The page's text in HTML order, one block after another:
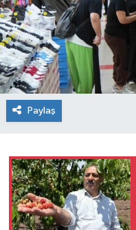
Paylaş
Sağlık
Spor
Teknoloji
Tokat Haberleri
Yaşam
Haber Arşivi